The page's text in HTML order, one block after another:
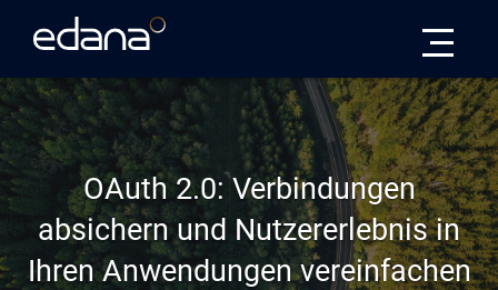
OAuth 2.0: Verbindungen
absichern und Nutzererlebnis in
Ihren Anwendungen vereinfachen